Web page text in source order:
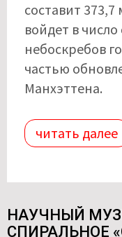
составит
войдет в
небоскребов
частью
Манхэттена.
читать далее
НАУЧНЫЙ
СПИРАЛЬНОЕ